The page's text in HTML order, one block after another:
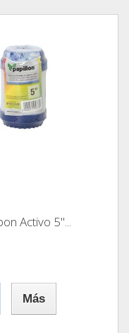
Activo 5"...
Más